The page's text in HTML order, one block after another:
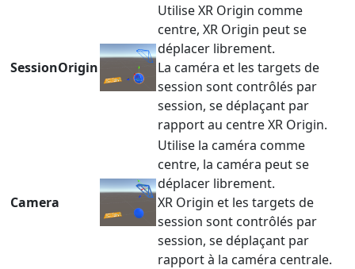
SessionOrigin
Utilise XR Origin comme
centre, XR Origin peut se
déplacer librement.
La caméra et les targets de
session sont contrôlés par
session, se déplaçant par
rapport au centre XR Origin.
Camera
Utilise la caméra comme
centre, la caméra peut se
déplacer librement.
XR Origin et les targets de
session sont contrôlés par
session, se déplaçant par
rapport à la caméra centrale.